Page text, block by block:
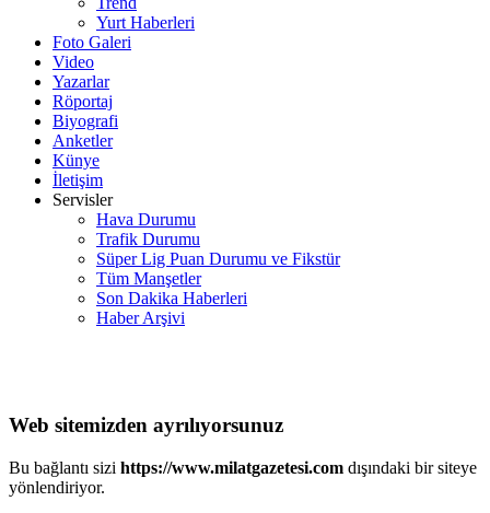
Yurt Haberleri
Foto Galeri
Video
Yazarlar
Röportaj
Biyografi
Anketler
Künye
İletişim
Servisler
Hava Durumu
Trafik Durumu
Süper Lig Puan Durumu ve Fikstür
Tüm Manşetler
Son Dakika Haberleri
Haber Arşivi
Web sitemizden ayrılıyorsunuz
Bu bağlantı sizi https://www.milatgazetesi.com dışındaki bir siteye
yönlendiriyor.